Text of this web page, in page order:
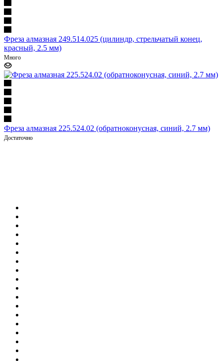
Фреза алмазная 249.514.025 (цилиндр, стрельчатый конец,
красный, 2.5 мм)
Много
Фреза алмазная 225.524.02 (обратноконусная, синий, 2.7 мм)
Достаточно